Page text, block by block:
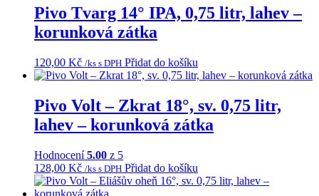
Pivo Tvarg 14° IPA, 0,75 litr, lahev –
korunková zátka
120,00 Kč /ks s DPH Přidat do košíku
Pivo Volt – Zkrat 18°, sv. 0,75 litr,
lahev – korunková zátka
Hodnocení5.00 z 5
128,00 Kč /ks s DPH Přidat do košíku